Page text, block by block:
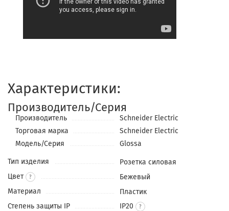
Характеристики:
Производитель/Серия
Производитель
Schneider Electric
Торговая марка
Schneider Electric
Модель/Серия
Glossa
Тип изделия
Розетка силовая
Цвет
?
Бежевый
Материал
Пластик
Степень защиты IP
IP20